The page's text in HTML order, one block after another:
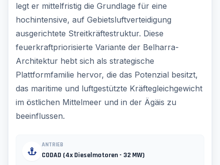
legt er mittelfristig die Grundlage für eine
hochintensive, auf Gebietsluftverteidigung
ausgerichtete Streitkräftestruktur. Diese
feuerkraftpriorisierte Variante der Belharra-
Architektur hebt sich als strategische
Plattformfamilie hervor, die das Potenzial besitzt,
das maritime und luftgestützte Kräftegleichgewicht
im östlichen Mittelmeer und in der Ägäis zu
beeinflussen.
ANTRIEB
CODAD (4x Dieselmotoren - 32 MW)